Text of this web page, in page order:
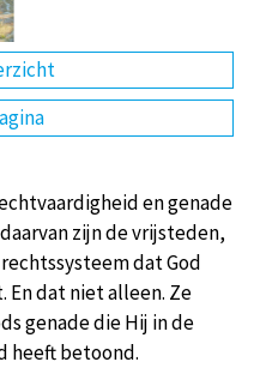
en genade
zijn de vrijsteden,
dat God
dat niet alleen. Ze
genade die Hij in de
heeft betoond.
EN